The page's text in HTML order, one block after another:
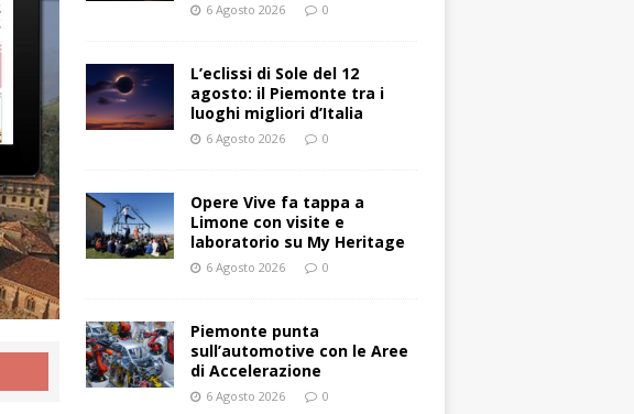
6 Agosto 2026 0
L’eclissi di Sole del 12
agosto: il Piemonte tra i
luoghi migliori d’Italia
6 Agosto 2026 0
Opere Vive fa tappa a
Limone con visite e
laboratorio su My Heritage
6 Agosto 2026 0
Piemonte punta
sull’automotive con le Aree
di Accelerazione
6 Agosto 2026 0